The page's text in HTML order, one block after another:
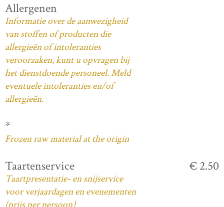
Allergenen
Informatie over de aanwezigheid
van stoffen of producten die
allergieën of intoleranties
veroorzaken, kunt u opvragen bij
het dienstdoende personeel. Meld
eventuele intoleranties en/of
allergieën.
*
Frozen raw material at the origin
Taartenservice
Taartpresentatie- en snijservice
voor verjaardagen en evenementen
€ 2.50